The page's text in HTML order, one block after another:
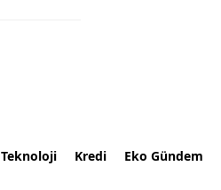
Teknoloji Kredi Eko Gündem